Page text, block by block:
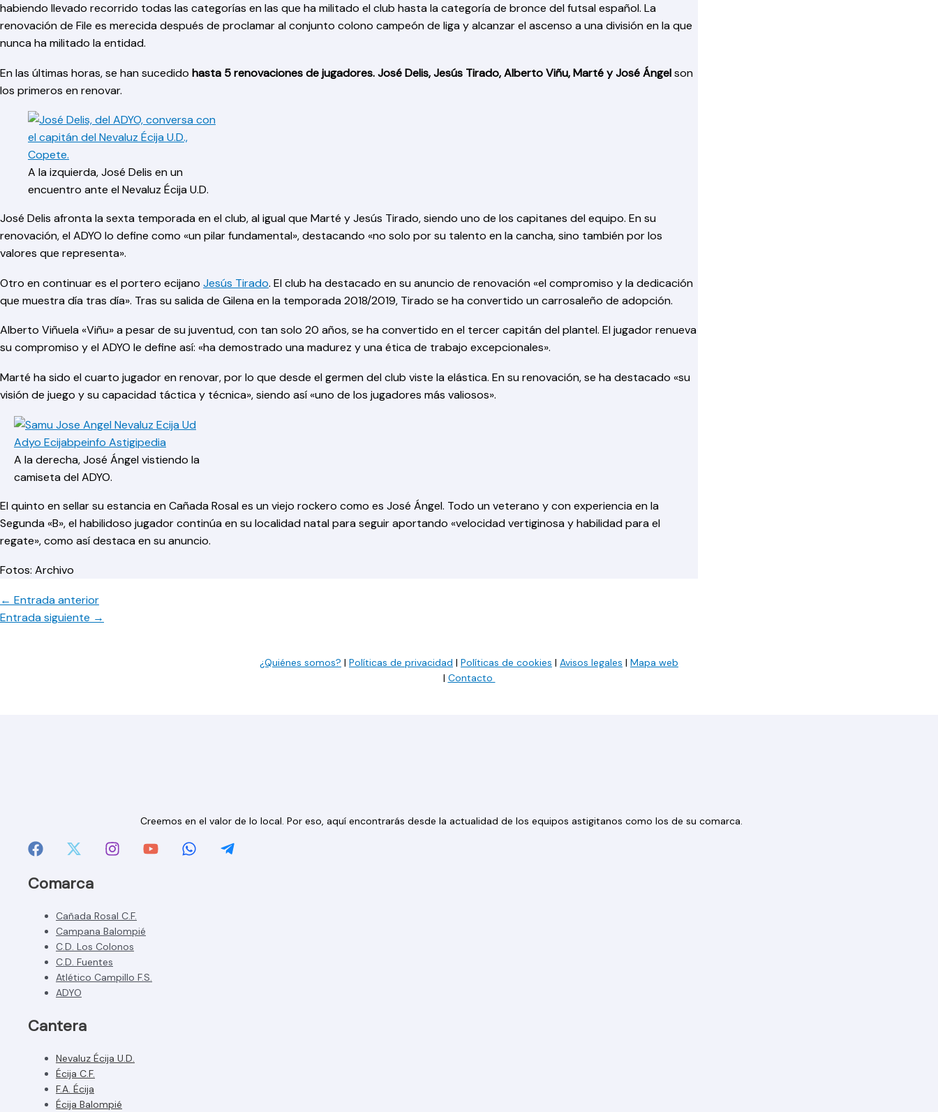
habiendo llevado recorrido todas las categorías en las que ha militado el club hasta la categoría de bronce del futsal español. La
renovación de File es merecida después de proclamar al conjunto colono campeón de liga y alcanzar el ascenso a una división en la que
nunca ha militado la entidad.
En las últimas horas, se han sucedido hasta 5 renovaciones de jugadores. José Delis, Jesús Tirado, Alberto Viñu, Marté y José Ángelson
los primeros en renovar.
A la izquierda, José Delis en un
encuentro ante el Nevaluz Écija U.D.
José Delis afronta la sexta temporada en el club, al igual que Marté y Jesús Tirado, siendo uno de los capitanes del equipo. En su
renovación, el ADYO lo define como «un pilar fundamental», destacando «no solo por su talento en la cancha, sino también por los
valores que representa».
Otro en continuar es el portero ecijano Jesús Tirado. El club ha destacado en su anuncio de renovación «el compromiso y la dedicación
que muestra día tras día». Tras su salida de Gilena en la temporada 2018/2019, Tirado se ha convertido un carrosaleño de adopción.
Alberto Viñuela «Viñu» a pesar de su juventud, con tan solo 20 años, se ha convertido en el tercer capitán del plantel. El jugador renueva
su compromiso y el ADYO le define así: «ha demostrado una madurez y una ética de trabajo excepcionales».
Marté ha sido el cuarto jugador en renovar, por lo que desde el germen del club viste la elástica. En su renovación, se ha destacado «su
visión de juego y su capacidad táctica y técnica», siendo así «uno de los jugadores más valiosos».
A la derecha, José Ángel vistiendo la
camiseta del ADYO.
El quinto en sellar su estancia en Cañada Rosal es un viejo rockero como es José Ángel. Todo un veterano y con experiencia en la
Segunda «B», el habilidoso jugador continúa en su localidad natal para seguir aportando «velocidad vertiginosa y habilidad para el
regate», como así destaca en su anuncio.
Fotos: Archivo
← Entrada anterior
Entrada siguiente →
¿Quiénes somos? | Políticas de privacidad | Políticas de cookies | Avisos legales | Mapa web
| Contacto
Creemos en el valor de lo local. Por eso, aquí encontrarás desde la actualidad de los equipos astigitanos como los de su comarca.
Comarca
Cañada Rosal C.F.
Campana Balompié
C.D. Los Colonos
C.D. Fuentes
Atlético Campillo F.S.
ADYO
Cantera
Nevaluz Écija U.D.
Écija C.F.
F.A. Écija
Écija Balompié